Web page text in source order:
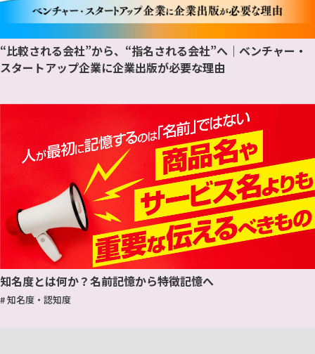
“比較される会社”から、“指名される会社”へ｜ベンチャー・
スタートアップ企業に企業出版が必要な理由
知名度とは何か？名前記憶から特徴記憶へ
# 知名度・認知度